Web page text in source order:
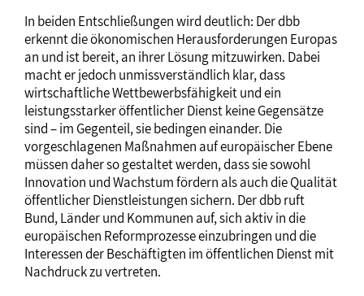
In beiden Entschließungen wird deutlich: Der dbb
erkennt die ökonomischen Herausforderungen Europas
an und ist bereit, an ihrer Lösung mitzuwirken. Dabei
macht er jedoch unmissverständlich klar, dass
wirtschaftliche Wettbewerbsfähigkeit und ein
leistungsstarker öffentlicher Dienst keine Gegensätze
sind – im Gegenteil, sie bedingen einander. Die
vorgeschlagenen Maßnahmen auf europäischer Ebene
müssen daher so gestaltet werden, dass sie sowohl
Innovation und Wachstum fördern als auch die Qualität
öffentlicher Dienstleistungen sichern. Der dbb ruft
Bund, Länder und Kommunen auf, sich aktiv in die
europäischen Reformprozesse einzubringen und die
Interessen der Beschäftigten im öffentlichen Dienst mit
Nachdruck zu vertreten.